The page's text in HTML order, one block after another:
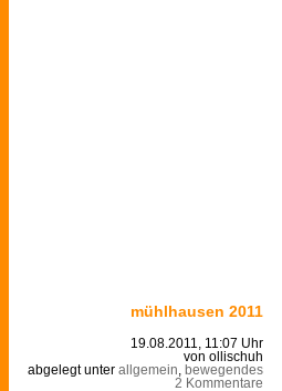
mühlhausen 2011
19.08.2011, 11:07 Uhr
von ollischuh
abgelegt unter allgemein
bewegendes
2 Kommentare